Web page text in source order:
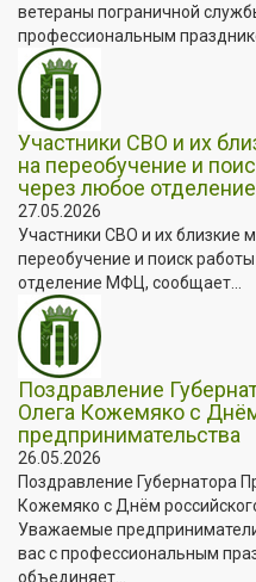
ветераны пограничной
профессиональным
Участники СВО и их
на переобучение и
через любое
27.05.2026
Участники СВО и их близкие
переобучение и поиск
отделение МФЦ, сообщает...
Поздравление
Олега Кожемяко с
предпринимательства
26.05.2026
Поздравление Губернатора
Кожемяко с Днём
Уважаемые
вас с профессиональным
объединяет...